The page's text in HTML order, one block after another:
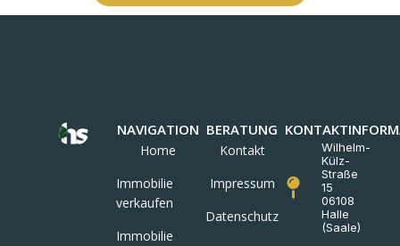
NAVIGATION
Home
Immobilie
verkaufen
Immobilie
BERATUNG
Kontakt
Impressum
Datenschutz
Wilhelm-
Külz-
Straße
15
06108
Halle
(Saale)